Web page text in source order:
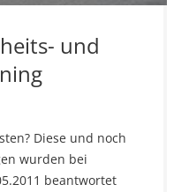
und
Diese und noch
wurden bei
beantwortet